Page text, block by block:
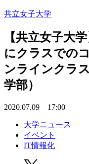
共立女子大学
【共立女子大
にクラスでの
ンラインクラ
学部）
2020.07.09 17:00
大学ニュース
イベント
IT情報化